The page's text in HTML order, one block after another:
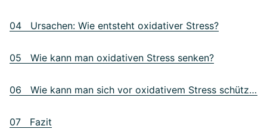
04 Ursachen: Wie entsteht oxidativer Stress?
05 Wie kann man oxidativen Stress senken?
06 Wie kann man sich vor oxidativem Stress schützen?
07 Fazit